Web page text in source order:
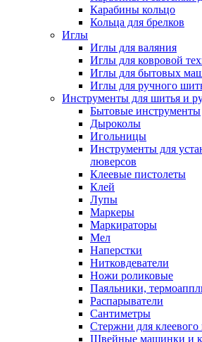
Карабины кольцо
Кольца для брелков
Иглы
Иглы для валяния
Иглы для ковровой
Иглы для бытовых
Иглы для ручного
Инструменты для шитья и
Бытовые инструменты
Дыроколы
Игольницы
Инструменты для
люверсов
Клеевые пистолеты
Клей
Лупы
Маркеры
Маркираторы
Мел
Наперстки
Нитковдеватели
Ножи роликовые
Паяльники,
Распарыватели
Сантиметры
Стержни для клеевого
Швейные машинки и